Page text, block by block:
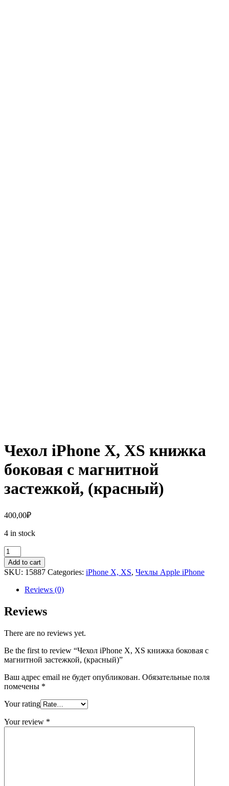
Чехол iPhone X, XS книжка
боковая с магнитной
застежкой, (красный)
400,00₽
4 in stock
Чехол
iPhone
X,
XS
книжка
боковая
с
магнитной
(красный)
Add to cart
SKU: 15887 Categories: iPhone X, XS, Чехлы Apple iPhone
Reviews (0)
Reviews
There are no reviews yet.
Be the first to review “Чехол iPhone X, XS книжка боковая с
магнитной застежкой, (красный)”
Ваш адрес email не будет опубликован. Обязательные поля
помечены *
Your rating
Your review *